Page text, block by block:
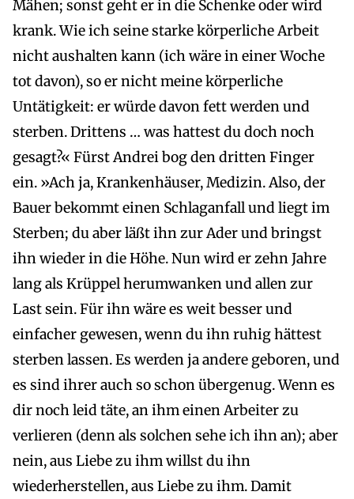
Mähen; sonst geht er in die Schenke oder wird
krank. Wie ich seine starke körperliche Arbeit
nicht aushalten kann (ich wäre in einer Woche
tot davon), so er nicht meine körperliche
Untätigkeit: er würde davon fett werden und
sterben. Drittens … was hattest du doch noch
gesagt?« Fürst Andrei bog den dritten Finger
ein. »Ach ja, Krankenhäuser, Medizin. Also, der
Bauer bekommt einen Schlaganfall und liegt im
Sterben; du aber läßt ihn zur Ader und bringst
ihn wieder in die Höhe. Nun wird er zehn Jahre
lang als Krüppel herumwanken und allen zur
Last sein. Für ihn wäre es weit besser und
einfacher gewesen, wenn du ihn ruhig hättest
sterben lassen. Es werden ja andere geboren, und
es sind ihrer auch so schon übergenug. Wenn es
dir noch leid täte, an ihm einen Arbeiter zu
verlieren (denn als solchen sehe ich ihn an); aber
nein, aus Liebe zu ihm willst du ihn
wiederherstellen, aus Liebe zu ihm. Damit